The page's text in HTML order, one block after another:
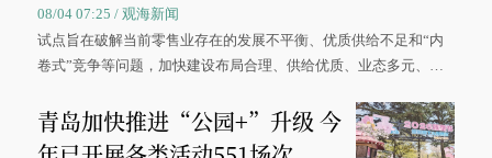
08/04 07:25 / 观海新闻
试点旨在破解当前零售业存在的发展不平衡、优质供给不足和“内
卷式”竞争等问题，加快建设布局合理、供给优质、业态多元、智
青岛加快推进“公园+”升级 今